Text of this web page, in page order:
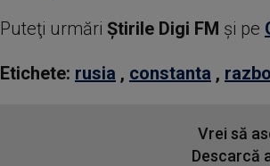
Puteţi urmări Știrile Digi FM şi pe
Etichete: rusia , constanta ,
Vrei să
Descarcă